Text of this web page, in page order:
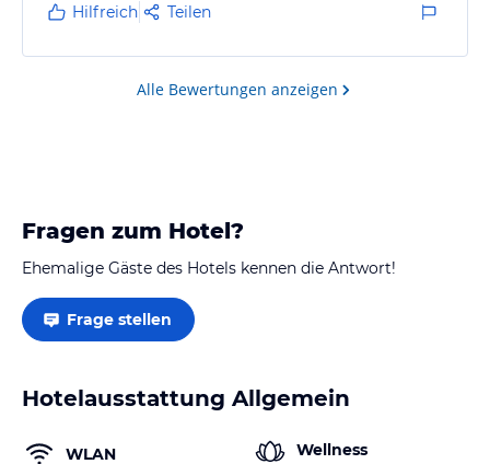
Hilfreich Teilen
Alle Bewertungen anzeigen
Fragen zum Hotel?
Ehemalige Gäste des Hotels kennen die Antwort!
Frage stellen
Hotelausstattung Allgemein
WLAN Wellness